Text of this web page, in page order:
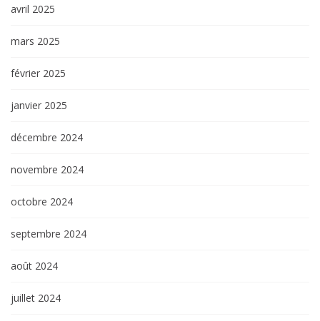
avril 2025
mars 2025
février 2025
janvier 2025
décembre 2024
novembre 2024
octobre 2024
septembre 2024
août 2024
juillet 2024